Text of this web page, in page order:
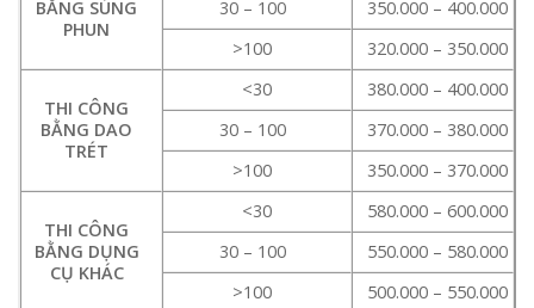
BẰNG SÚNG
PHUN
30 – 100
350.000 – 400.000
>100
320.000 – 350.000
THI CÔNG
BẰNG DAO
TRÉT
<30
380.000 – 400.000
30 – 100
370.000 – 380.000
>100
350.000 – 370.000
THI CÔNG
BẰNG DỤNG
CỤ KHÁC
<30
580.000 – 600.000
30 – 100
550.000 – 580.000
>100
500.000 – 550.000